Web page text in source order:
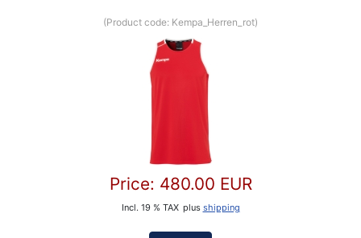
(Product code: Kempa_Herren_rot)
Price: 480.00 EUR
Incl. 19 % TAX plus shipping